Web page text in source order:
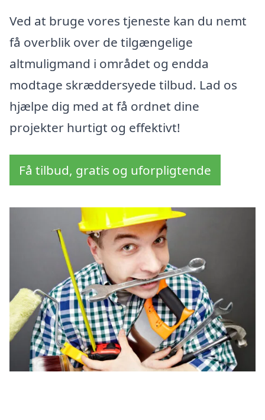
Ved at bruge vores tjeneste kan du nemt
få overblik over de tilgængelige
altmuligmand i området og endda
modtage skræddersyede tilbud. Lad os
hjælpe dig med at få ordnet dine
projekter hurtigt og effektivt!
Få tilbud, gratis og uforpligtende